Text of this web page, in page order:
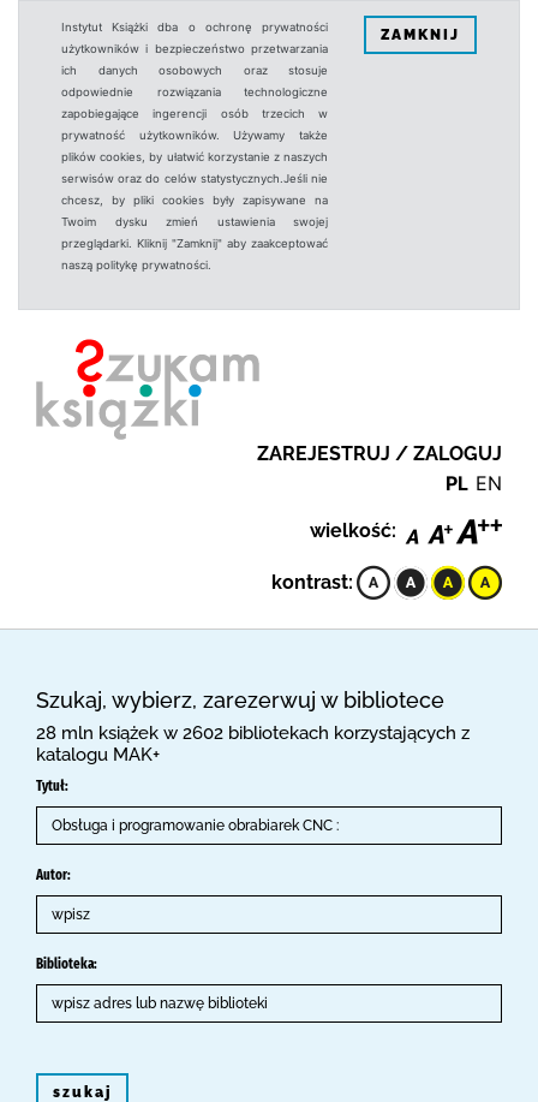
Instytut Książki dba o ochronę prywatności
użytkowników i bezpieczeństwo przetwarzania
ich danych osobowych oraz stosuje
odpowiednie rozwiązania technologiczne
zapobiegające ingerencji osób trzecich w
prywatność użytkowników. Używamy także
plików cookies, by ułatwić korzystanie z naszych
serwisów oraz do celów statystycznych.Jeśli nie
chcesz, by pliki cookies były zapisywane na
Twoim dysku zmień ustawienia swojej
przeglądarki. Kliknij "Zamknij" aby zaakceptować
naszą politykę prywatności.
ZAMKNIJ
ZAREJESTRUJ / ZALOGUJ
PL EN
wielkość:
kontrast:
Szukaj, wybierz, zarezerwuj w bibliotece
28 mln książek w 2602 bibliotekach korzystających z
katalogu MAK+
Tytuł:
Autor:
Biblioteka:
szukaj